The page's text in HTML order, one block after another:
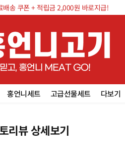
배송 쿠폰 + 적립금 2,000원 바로지급!
홍언니세트 고급선물세트 다보기
리뷰 상세보기